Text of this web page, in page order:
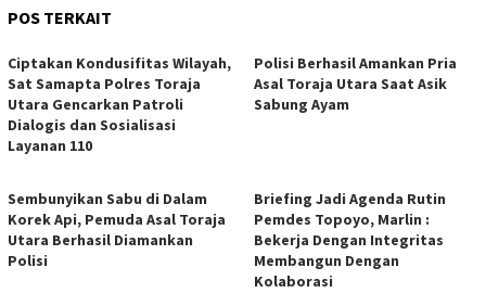
POS TERKAIT
Ciptakan Kondusifitas Wilayah,
Sat Samapta Polres Toraja
Utara Gencarkan Patroli
Dialogis dan Sosialisasi
Layanan 110
Polisi Berhasil Amankan Pria
Asal Toraja Utara Saat Asik
Sabung Ayam
Sembunyikan Sabu di Dalam
Korek Api, Pemuda Asal Toraja
Utara Berhasil Diamankan
Polisi
Briefing Jadi Agenda Rutin
Pemdes Topoyo, Marlin :
Bekerja Dengan Integritas
Membangun Dengan
Kolaborasi